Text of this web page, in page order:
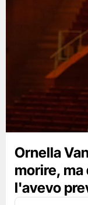
Ornella
morire,
l'avevo